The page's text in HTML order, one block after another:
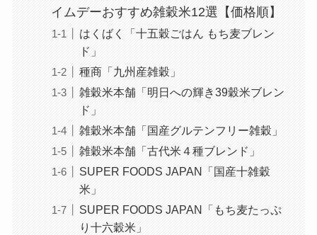
イムデーおすすめ雑穀米12選【価格順】
はくばく「十五穀ごはん もち麦ブレン
ド」
種商「九州産雑穀」
雑穀米本舗「明日への輝き39穀米ブレン
ド」
雑穀米本舗「国産グルテンフリー雑穀」
雑穀米本舗「古代米４種ブレンド」
SUPER FOODS JAPAN「国産十雑穀
米」
SUPER FOODS JAPAN「もち麦たっぷ
り十六穀米」